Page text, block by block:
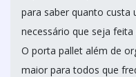
para saber quanto custa
necessário que seja
O porta pallet além de
maior para todos que